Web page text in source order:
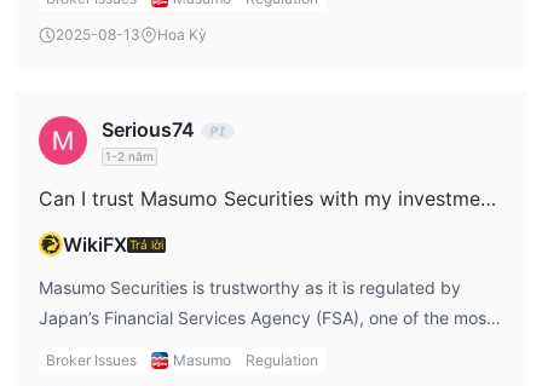
oversight ensures that Masumo adheres to strict financial
confirms the firm’s compliance with local regulations
designed to safeguard investor interests.
2025-08-13
Hoa Kỳ
Serious74
1-2 năm
Can I trust Masumo Securities with my investments?
WikiFXTrả lời
Masumo Securities is trustworthy as it is regulated by
Japan’s Financial Services Agency (FSA), one of the most
reputable financial authorities. The FSA ensures that
Broker Issues Masumo
Regulation